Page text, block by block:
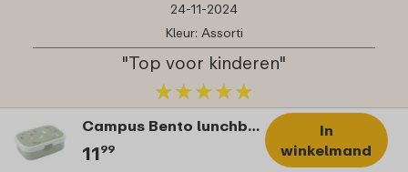
Campus Bento lunchbox met vorkje Little Dutch - Little Farm
1199
In
winkelmand
24-11-2024
Kleur: Assorti
"Top voor kinderen"
★★★★★
★★★★★
klant van Mepal